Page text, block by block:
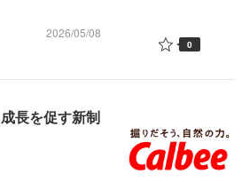
2026/05/08
0
長を促す新制